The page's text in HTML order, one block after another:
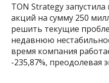
TON Strategy
акций на сумму 250
решить текущие
недавнюю
время компания
-235,87%, преодолевая